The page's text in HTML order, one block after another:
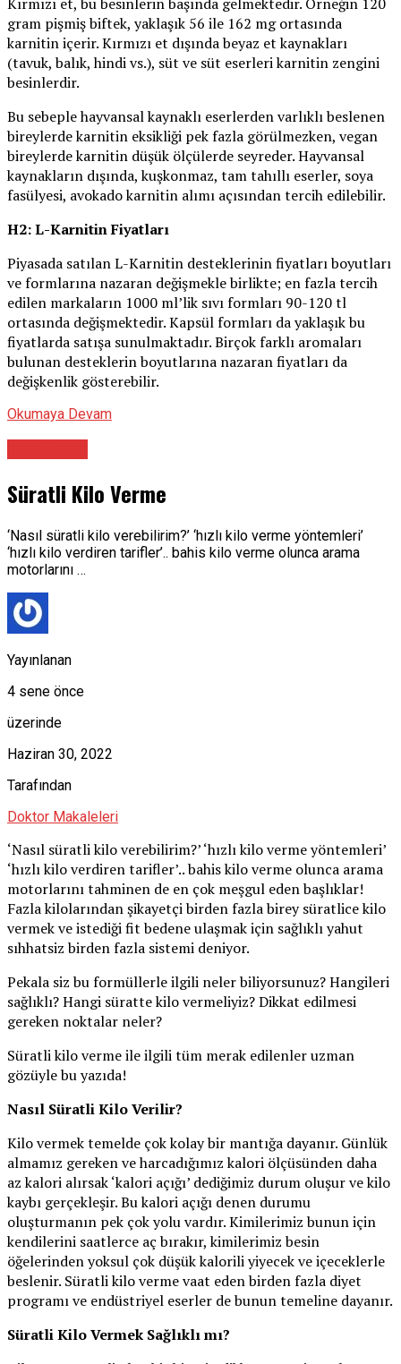
gram pişmiş biftek, yaklaşık 56 ile 162 mg ortasında
karnitin içerir. Kırmızı et dışında beyaz et kaynakları
(tavuk, balık, hindi vs.), süt ve süt eserleri karnitin zengini
besinlerdir.
Bu sebeple hayvansal kaynaklı eserlerden varlıklı beslenen
bireylerde karnitin eksikliği pek fazla görülmezken, vegan
bireylerde karnitin düşük ölçülerde seyreder. Hayvansal
kaynakların dışında, kuşkonmaz, tam tahıllı eserler, soya
fasülyesi, avokado karnitin alımı açısından tercih edilebilir.
H2: L-Karnitin Fiyatları
Piyasada satılan L-Karnitin desteklerinin fiyatları boyutları
ve formlarına nazaran değişmekle birlikte; en fazla tercih
edilen markaların 1000 ml’lik sıvı formları 90-120 tl
ortasında değişmektedir. Kapsül formları da yaklaşık bu
fiyatlarda satışa sunulmaktadır. Birçok farklı aromaları
bulunan desteklerin boyutlarına nazaran fiyatları da
değişkenlik gösterebilir.
Okumaya Devam
Süratli Kilo Verme
‘Nasıl süratli kilo verebilirim?’ ‘hızlı kilo verme yöntemleri’
‘hızlı kilo verdiren tarifler’.. bahis kilo verme olunca arama
motorlarını …
Yayınlanan
4 sene önce
üzerinde
Haziran 30, 2022
Tarafından
Doktor Makaleleri
‘Nasıl süratli kilo verebilirim?’ ‘hızlı kilo verme yöntemleri’
‘hızlı kilo verdiren tarifler’.. bahis kilo verme olunca arama
motorlarını tahminen de en çok meşgul eden başlıklar!
Fazla kilolarından şikayetçi birden fazla birey süratlice kilo
vermek ve istediği fit bedene ulaşmak için sağlıklı yahut
sıhhatsiz birden fazla sistemi deniyor.
Pekala siz bu formüllerle ilgili neler biliyorsunuz? Hangileri
sağlıklı? Hangi süratte kilo vermeliyiz? Dikkat edilmesi
gereken noktalar neler?
Süratli kilo verme ile ilgili tüm merak edilenler uzman
gözüyle bu yazıda!
Nasıl Süratli Kilo Verilir?
Kilo vermek temelde çok kolay bir mantığa dayanır. Günlük
almamız gereken ve harcadığımız kalori ölçüsünden daha
az kalori alırsak ‘kalori açığı’ dediğimiz durum oluşur ve kilo
kaybı gerçekleşir. Bu kalori açığı denen durumu
oluşturmanın pek çok yolu vardır. Kimilerimiz bunun için
kendilerini saatlerce aç bırakır, kimilerimiz besin
öğelerinden yoksul çok düşük kalorili yiyecek ve içeceklerle
beslenir. Süratli kilo verme vaat eden birden fazla diyet
programı ve endüstriyel eserler de bunun temeline dayanır.
Süratli Kilo Vermek Sağlıklı mı?